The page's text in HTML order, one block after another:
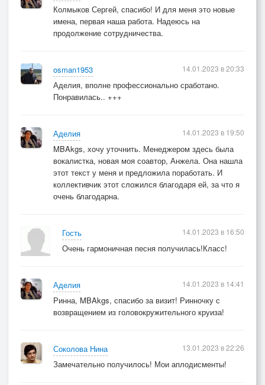
Колмыков Сергей, спасибо! И для меня это новые
имена, первая наша работа. Надеюсь на
продолжение сотрудничества.
osman1953
Аделия, вполне профессионально сработано.
Понравилась.. +++
14.01.2023 в 20:33
Аделия
MBAkgs, хочу уточнить. Менеджером здесь была
вокалистка, новая моя соавтор, Анжела. Она нашла
этот текст у меня и предложила поработать. И
коллективчик этот сложился благодаря ей, за что я
очень благодарна.
14.01.2023 в 19:50
Гость
Очень гармоничная песня получилась!Класс!
14.01.2023 в 16:50
Аделия
Ринна, MBAkgs, спасибо за визит! Ринночку с
возвращением из головокружительного круиза!
14.01.2023 в 14:41
Соколова Нина
Замечательно получилось! Мои аплодисменты!
13.01.2023 в 22:26